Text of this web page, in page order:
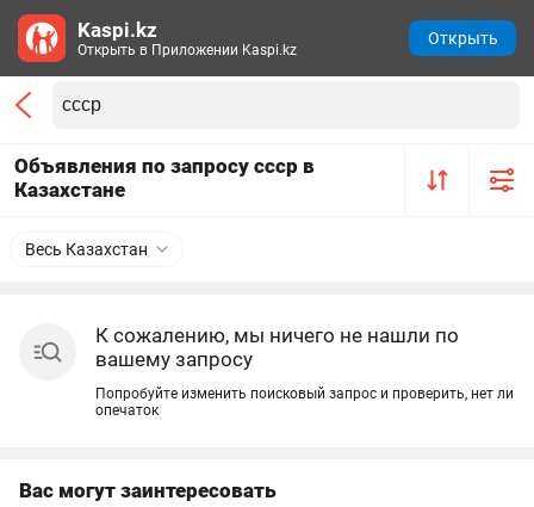
Объявления по запросу ссср в
Казахстане
Весь Казахстан
К сожалению, мы ничего не нашли по
вашему запросу
Попробуйте изменить поисковый запрос и проверить, нет ли
опечаток
Вас могут заинтересовать
Kaspi.kz
Открыть в Приложении Kaspi.kz
Открыть